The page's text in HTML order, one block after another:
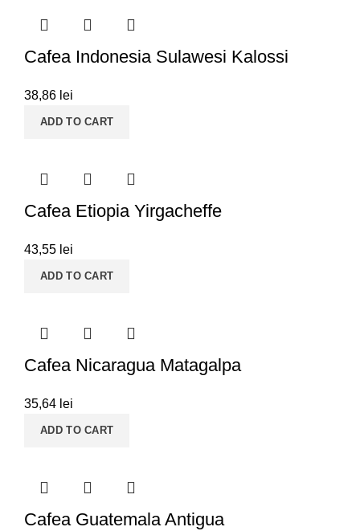
Cafea Indonesia Sulawesi Kalossi
38,86 lei
ADD TO CART
Cafea Etiopia Yirgacheffe
43,55 lei
ADD TO CART
Cafea Nicaragua Matagalpa
35,64 lei
ADD TO CART
Cafea Guatemala Antigua